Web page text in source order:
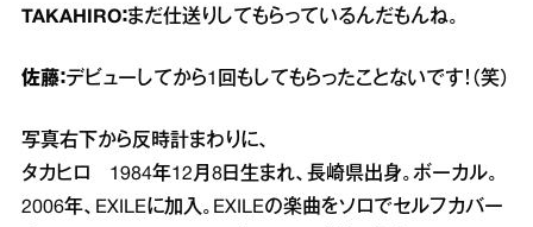
TAKAHIRO：まだ仕送りしてもらっているんだもんね。
佐藤：デビューしてから1回もしてもらったことないです！（笑）
写真右下から反時計まわりに、
タカヒロ 1984年12月8日生まれ、長崎県出身。ボーカル。
2006年、EXILEに加入。EXILEの楽曲をソロでセルフカバー